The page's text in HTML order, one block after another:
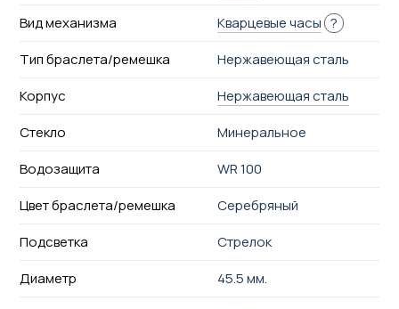
Вид механизма
Кварцевые часы ?
Тип браслета/ремешка
Нержавеющая сталь
Корпус
Нержавеющая сталь
Стекло
Минеральное
Водозащита
WR 100
Цвет браслета/ремешка
Серебряный
Подсветка
Стрелок
Диаметр
45.5 мм.